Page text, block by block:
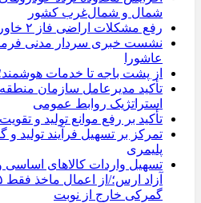
شمال و شمال‌غرب کشور
رفع مشکلات اراضی فاز ۲ خاوران با جدیت دنبال می‌شود
عاشورا
از پشت باجه تا خدمات
تأکید مدیرعامل سازمان منطقه
استراتژیک روابط عمومی
تأکید بر رفع موانع تولید و
تمرکز بر تسهیل فرآیند
پلیمری
تسهیل واردات کالاهای
گمرکی خارج از نوبت